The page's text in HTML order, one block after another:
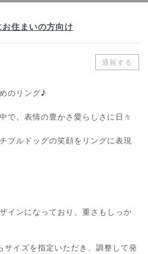
お住まいの方向け
通報する
のリング♪
で、表情の豊かさ愛らしさに日々
ブルドッグの笑顔をリングに表現
インになっており、重さもしっか
イズを指定いただき、調整して発